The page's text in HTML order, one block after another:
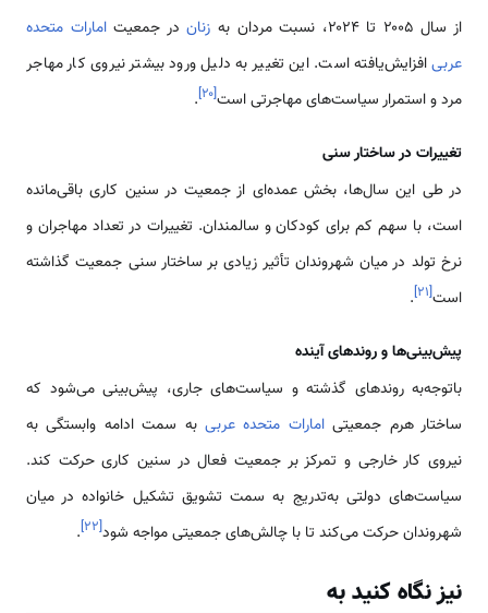
از سال ۲۰۰۵ تا ۲۰۲۴، نسبت مردان به
زناندر جمعیتامارات متحده
عربیافزایش‌یافته است. این تغییر به دلیل ورود بیشتر نیروی کار مهاجر
مرد و استمرار سیاست‌های مهاجرتی است[۲۰]
.
تغییرات در ساختار سنی
در طی این سال‌ها، بخش عمده‌ای از جمعیت در سنین کاری باقی‌مانده
است، با سهم کم برای کودکان و سالمندان. تغییرات در تعداد مهاجران و
نرخ تولد در میان شهروندان تأثیر زیادی بر ساختار سنی جمعیت گذاشته
است[۲۱]
.
پیش‌بینی‌ها و روندهای آینده
باتوجه‌به روندهای گذشته و سیاست‌های جاری، پیش‌بینی می‌شود که
ساختار هرم جمعیتیامارات متحده عربی به سمت ادامه وابستگی به
نیروی کار خارجی و تمرکز بر جمعیت فعال در سنین کاری حرکت کند.
سیاست‌های دولتی به‌تدریج به سمت تشویق تشکیل خانواده در میان
شهروندان حرکت می‌کند تا با چالش‌های جمعیتی مواجه شود[۲۲]
.
نیز نگاه کنید به